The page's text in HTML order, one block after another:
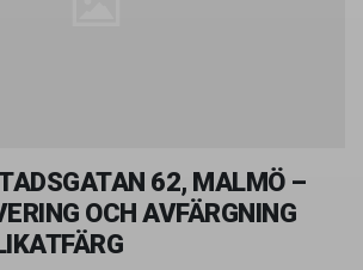
62, MALMÖ –
OCH AVFÄRGNING